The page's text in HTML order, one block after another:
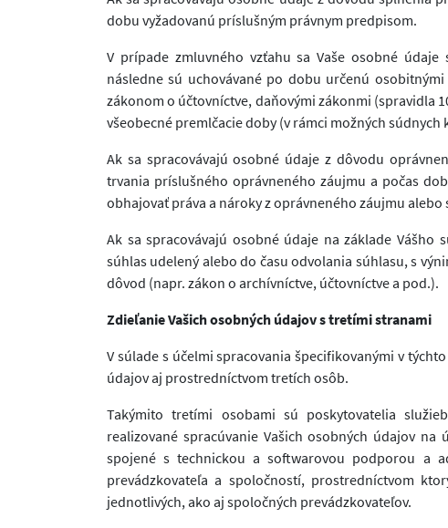
dobu vyžadovanú príslušným právnym predpisom.
V prípade zmluvného vzťahu sa Vaše osobné
následne sú uchovávané po dobu určenú
zákonom o účtovníctve, daňovými zákonmi (spravidla
všeobecné premlčacie doby (v rámci možných súdnych
Ak sa spracovávajú osobné údaje z dôvodu
trvania príslušného oprávneného záujmu a počas
obhajovať práva a nároky z oprávneného záujmu
Ak sa spracovávajú osobné údaje na základe
súhlas udelený alebo do času odvolania súhlasu, s
dôvod (napr. zákon o archívníctve, účtovníctve a pod.).
Zdieľanie Vašich osobných údajov s tretími stranami
V súlade s účelmi spracovania špecifikovanými v
údajov aj prostredníctvom tretích osôb.
Takýmito tretími osobami sú poskytovatelia
realizované spracúvanie Vašich osobných údajov
spojené s technickou a softwarovou podporou a
prevádzkovateľa a spoločností, prostredníctvom
jednotlivých, ako aj spoločných prevádzkovateľov.